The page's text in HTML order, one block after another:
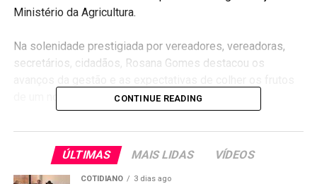
Ministério da Agricultura.
Na solenidade prestigiada por vereadores, vereadoras,
secretários, cidadãos, Rosana Gomes destacou os
de um novo mandato.
A Deputada Federal Antônia Lúcia destacou seu
compromisso com o Quinari, sua terra natal, que receberá
segundo ela mais investimentos.
CONTINUE READING
ÚLTIMAS MAIS LIDAS VÍDEOS
COTIDIANO 3 dias ago